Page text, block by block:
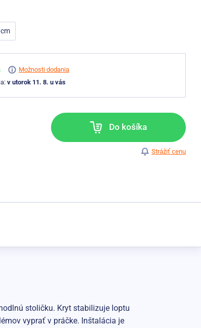
Možnosti dodania
v utorok 11. 8. u vás
Do košíka
Strážiť cenu
stoličku. Kryt stabilizuje loptu
vyprať v práčke. Inštalácia je